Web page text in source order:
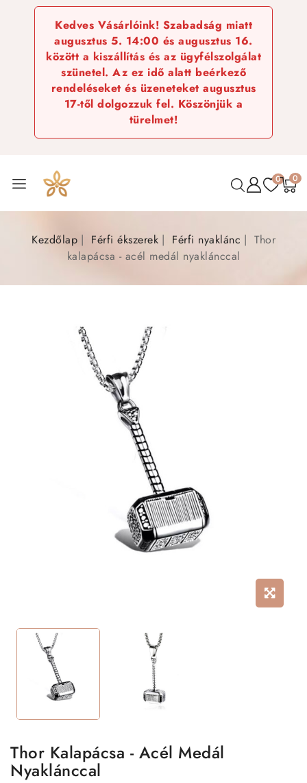
Kedves Vásárlóink! Szabadság miatt
augusztus 5. 14:00 és augusztus 16.
között a kiszállítás és az ügyfélszolgálat
szünetel. Az ez idő alatt beérkező
rendeléseket és üzeneteket augusztus
17-től dolgozzuk fel. Köszönjük a
türelmet!
0 0
Kezdőlap Férfi ékszerek Férfi nyaklánc
Thor
kalapácsa - acél medál nyaklánccal
Thor Kalapácsa - Acél Medál
Nyaklánccal